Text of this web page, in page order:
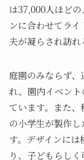
は37,000人ほど
ンに合わせてラ
夫が凝らされ訪れ
庭園のみならず
れ、園内イベン
ています。また
の小学生が製作
す。デザインに
り、子どもらし